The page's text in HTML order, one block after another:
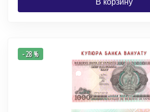
В корзину
- 28 %